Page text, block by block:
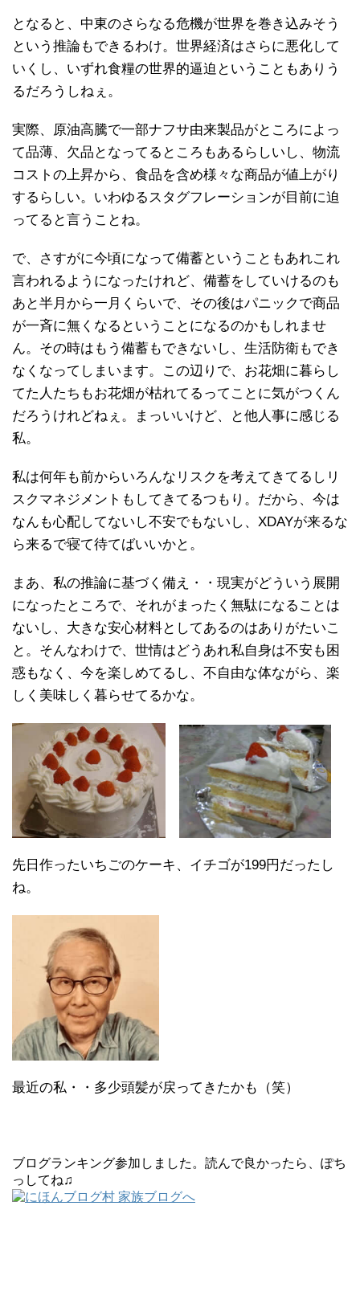
となると、中東のさらなる危機が世界を巻き込みそう
という推論もできるわけ。世界経済はさらに悪化して
いくし、いずれ食糧の世界的逼迫ということもありう
るだろうしねぇ。
実際、原油高騰で一部ナフサ由来製品がところによっ
て品薄、欠品となってるところもあるらしいし、物流
コストの上昇から、食品を含め様々な商品が値上がり
するらしい。いわゆるスタグフレーションが目前に迫
ってると言うことね。
で、さすがに今頃になって備蓄ということもあれこれ
言われるようになったけれど、備蓄をしていけるのも
あと半月から一月くらいで、その後はパニックで商品
が一斉に無くなるということになるのかもしれませ
ん。その時はもう備蓄もできないし、生活防衛もでき
なくなってしまいます。この辺りで、お花畑に暮らし
てた人たちもお花畑が枯れてるってことに気がつくん
だろうけれどねぇ。まっいいけど、と他人事に感じる
私。
私は何年も前からいろんなリスクを考えてきてるしリ
スクマネジメントもしてきてるつもり。だから、今は
なんも心配してないし不安でもないし、XDAYが来るな
ら来るで寝て待てばいいかと。
まあ、私の推論に基づく備え・・現実がどういう展開
になったところで、それがまったく無駄になることは
ないし、大きな安心材料としてあるのはありがたいこ
と。そんなわけで、世情はどうあれ私自身は不安も困
惑もなく、今を楽しめてるし、不自由な体ながら、楽
しく美味しく暮らせてるかな。
先日作ったいちごのケーキ、イチゴが199円だったし
ね。
最近の私・・多少頭髪が戻ってきたかも（笑）
ブログランキング参加しました。読んで良かったら、ぽち
っしてね♫